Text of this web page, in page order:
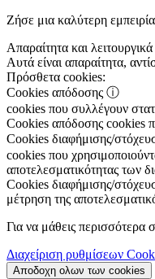
Ζήσε μια καλύτερη
Απαραίτητα και
Αυτά είναι απαραίτητα,
Πρόσθετα cookies:
Cookies απόδοσης ⓘ
cookies που συλλέγουν
Cookies απόδοσης cookies
Cookies διαφήμισης/
cookies που
αποτελεσματικότητας των
Cookies διαφήμισης/
μέτρηση της
Για να μάθεις περισσότερα
Διαχείριση ρυθμίσεων
Αποδοχη ολων των cookies